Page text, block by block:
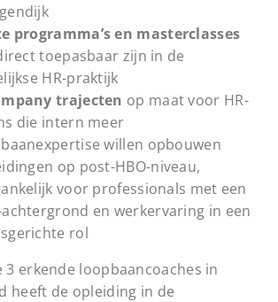
programma’s en masterclasses
toepasbaar zijn in de
HR-praktijk
trajecten op maat voor HR-
die intern meer
willen opbouwen
op post-HBO-niveau,
voor professionals met een
en werkervaring in een
rol
3 erkende loopbaancoaches in
heeft de opleiding in de